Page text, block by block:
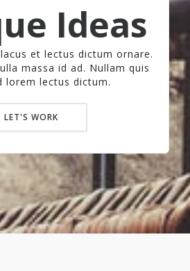
Ideas
et lectus dictum ornare.
massa id ad. Nullam quis
lorem lectus dictum.
LET'S WORK